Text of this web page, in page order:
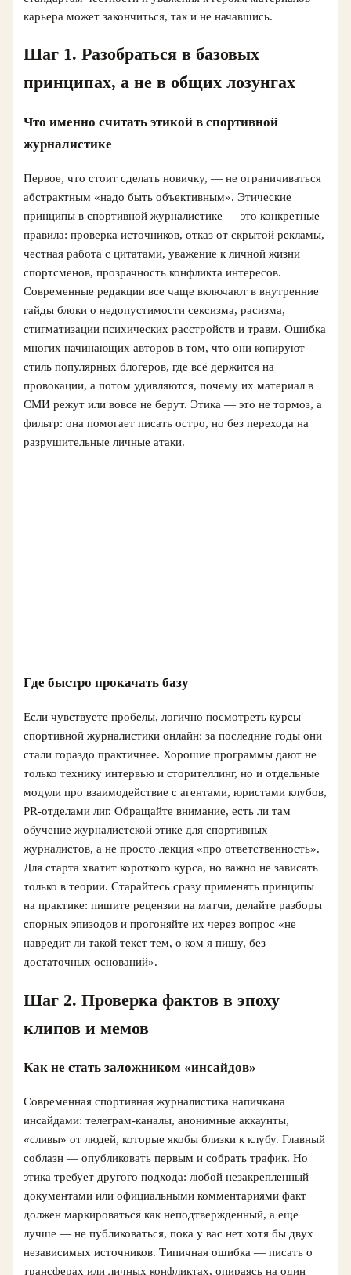
карьера может закончиться, так и не начавшись.
Шаг 1. Разобраться в базовых
принципах, а не в общих лозунгах
Что именно считать этикой в спортивной
журналистике
Первое, что стоит сделать новичку, — не ограничиваться
абстрактным «надо быть объективным». Этические
принципы в спортивной журналистике — это конкретные
правила: проверка источников, отказ от скрытой рекламы,
честная работа с цитатами, уважение к личной жизни
спортсменов, прозрачность конфликта интересов.
Современные редакции все чаще включают в внутренние
гайды блоки о недопустимости сексизма, расизма,
стигматизации психических расстройств и травм. Ошибка
многих начинающих авторов в том, что они копируют
стиль популярных блогеров, где всё держится на
провокации, а потом удивляются, почему их материал в
СМИ режут или вовсе не берут. Этика — это не тормоз, а
фильтр: она помогает писать остро, но без перехода на
разрушительные личные атаки.
Где быстро прокачать базу
Если чувствуете пробелы, логично посмотреть курсы
спортивной журналистики онлайн: за последние годы они
стали гораздо практичнее. Хорошие программы дают не
только технику интервью и сторителлинг, но и отдельные
модули про взаимодействие с агентами, юристами клубов,
PR-отделами лиг. Обращайте внимание, есть ли там
обучение журналистской этике для спортивных
журналистов, а не просто лекция «про ответственность».
Для старта хватит короткого курса, но важно не зависать
только в теории. Старайтесь сразу применять принципы
на практике: пишите рецензии на матчи, делайте разборы
спорных эпизодов и прогоняйте их через вопрос «не
навредит ли такой текст тем, о ком я пишу, без
достаточных оснований».
Шаг 2. Проверка фактов в эпоху
клипов и мемов
Как не стать заложником «инсайдов»
Современная спортивная журналистика напичкана
инсайдами: телеграм‑каналы, анонимные аккаунты,
«сливы» от людей, которые якобы близки к клубу. Главный
соблазн — опубликовать первым и собрать трафик. Но
этика требует другого подхода: любой незакрепленный
документами или официальными комментариями факт
должен маркироваться как неподтвержденный, а еще
лучше — не публиковаться, пока у вас нет хотя бы двух
независимых источников. Типичная ошибка — писать о
трансферах или личных конфликтах, опираясь на один